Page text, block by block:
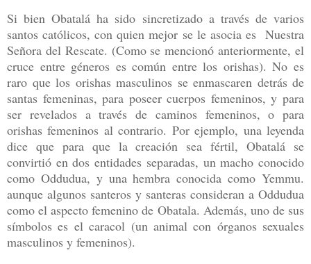
Si bien Obatalá ha sido sincretizado a través de varios
santos católicos, con quien mejor se le asocia es Nuestra
Señora del Rescate. (Como se mencionó anteriormente, el
cruce entre géneros es común entre los orishas). No es
raro que los orishas masculinos se enmascaren detrás de
santas femeninas, para poseer cuerpos femeninos, y para
ser revelados a través de caminos femeninos, o para
orishas femeninos al contrario. Por ejemplo, una leyenda
dice que para que la creación sea fértil, Obatalá se
convirtió en dos entidades separadas, un macho conocido
como Oddudua, y una hembra conocida como Yemmu.
aunque algunos santeros y santeras consideran a Oddudua
como el aspecto femenino de Obatala. Además, uno de sus
símbolos es el caracol (un animal con órganos sexuales
masculinos y femeninos).